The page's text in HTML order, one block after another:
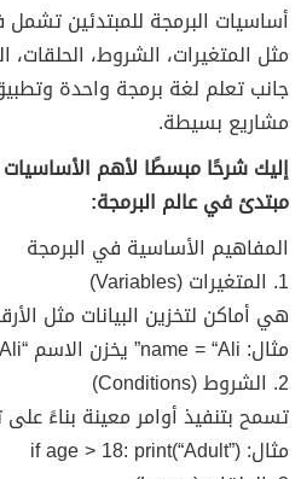
أساسيات البرمجة للمبتدئين
مثل المتغيرات، الشروط، الحلقات،
جانب تعلم لغة برمجة واحدة
مشاريع بسيطة.
إليك شرحًا مبسطًا لأهم
مبتدئ في عالم البرمجة:
المفاهيم الأساسية في البرمجة
1. المتغيرات (Variables)
هي أماكن لتخزين البيانات مثل
مثال: name = “Ali” يخزن الاسم “Ali” في متغير اسمه name.
2. الشروط (Conditions)
تسمح بتنفيذ أوامر معينة بناءً
مثال: if age > 18: print(“Adult”)